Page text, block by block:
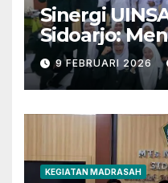
Sinergi
Sidoarjo:
Berkarakter
Tantangan
9 FEBRUARI 2026
KEGIATAN MADRASAH